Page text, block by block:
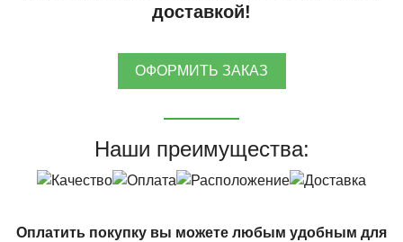
доставкой!
ОФОРМИТЬ ЗАКАЗ
Наши преимущества:
Оплатить покупку вы можете любым удобным для